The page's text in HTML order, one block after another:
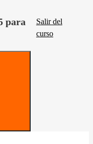
para
Salir del
curso